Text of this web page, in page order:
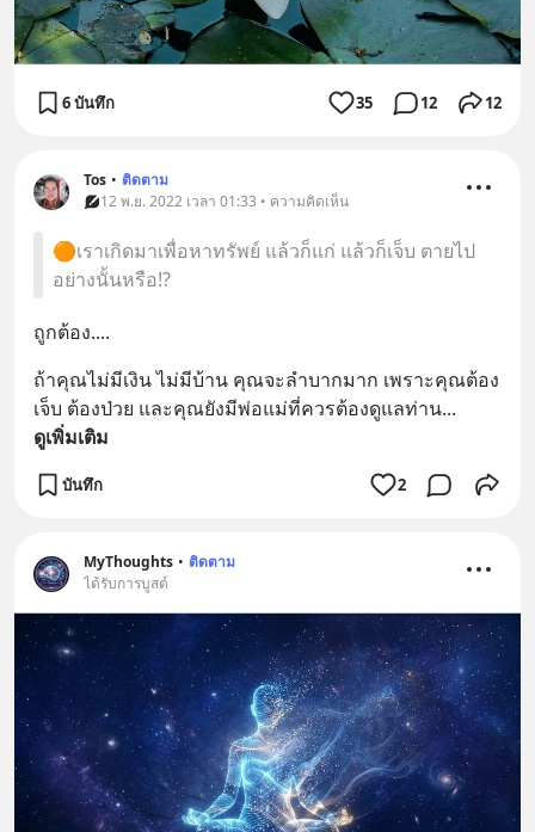
6 บันทึก 35 12 12
Tos • ติดตาม
12 พ.ย. 2022 เวลา 01:33 • ความคิดเห็น
🟠เราเกิดมาเพื่อหาทรัพย์ แล้วก็แก่ แล้วก็เจ็บ ตายไป
อย่างนั้นหรือ⁉️
ถูกต้อง....
ถ้าคุณไม่มีเงิน ไม่มีบ้าน คุณจะลำบากมาก เพราะคุณต้อง
เจ็บ ต้องป่วย และคุณยังมีพ่อแม่ที่ควรต้องดูแลท่าน...
ดูเพิ่มเติม
บันทึก 2
MyThoughts • ติดตาม
ได้รับการบูสต์